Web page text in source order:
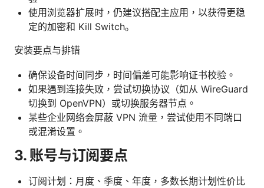
使用浏览器扩展时，仍建议搭配主应用，以获得更稳
定的加密和 Kill Switch。
安装要点与排错
确保设备时间同步，时间偏差可能影响证书校验。
如果遇到连接失败，尝试切换协议（如从 WireGuard
切换到 OpenVPN）或切换服务器节点。
某些企业网络会屏蔽 VPN 流量，尝试使用不同端口
或混淆设置。
3. 账号与订阅要点
订阅计划：月度、季度、年度，多数长期计划性价比